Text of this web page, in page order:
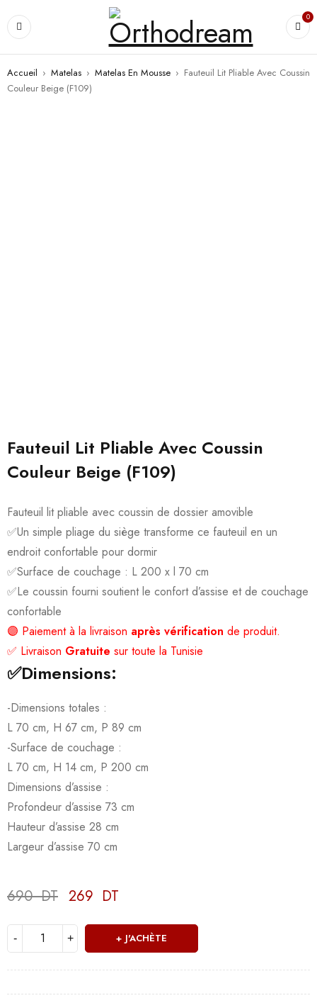
0
Accueil › Matelas › Matelas En Mousse › Fauteuil Lit Pliable Avec Coussin
Couleur Beige (F109)
Fauteuil Lit Pliable Avec Coussin
Couleur Beige (F109)
Fauteuil lit pliable avec coussin de dossier amovible
✅Un simple pliage du siège transforme ce fauteuil en un
endroit confortable pour dormir
✅Surface de couchage : L 200 x l 70 cm
✅Le coussin fourni soutient le confort d’assise et de couchage
confortable
🟣 Paiement à la livraison après vérification de produit.
✅ Livraison Gratuite sur toute la Tunisie
✅Dimensions:
-Dimensions totales :
L 70 cm, H 67 cm, P 89 cm
-Surface de couchage :
L 70 cm, H 14 cm, P 200 cm
Dimensions d’assise :
Profondeur d’assise 73 cm
Hauteur d’assise 28 cm
Largeur d’assise 70 cm
690DT 269 DT
J'ACHÈTE